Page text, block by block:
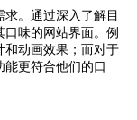
。通过深入了解目
味的网站界面。例
和动画效果；而对于
更符合他们的口